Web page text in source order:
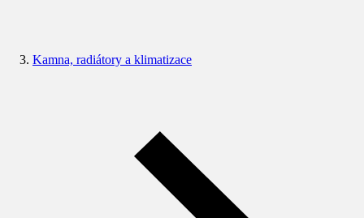
Kamna, radiátory a klimatizace